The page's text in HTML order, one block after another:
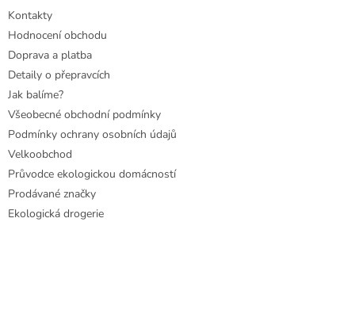
Kontakty
Hodnocení obchodu
Doprava a platba
Detaily o přepravcích
Jak balíme?
Všeobecné obchodní podmínky
Podmínky ochrany osobních údajů
Velkoobchod
Průvodce ekologickou domácností
Prodávané značky
Ekologická drogerie